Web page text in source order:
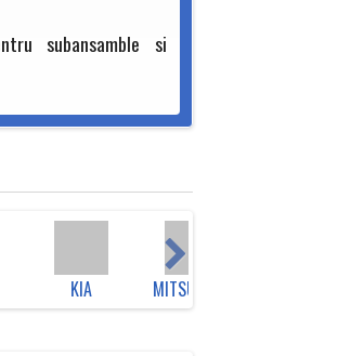
subansamble si
KIA MITSUBISHI